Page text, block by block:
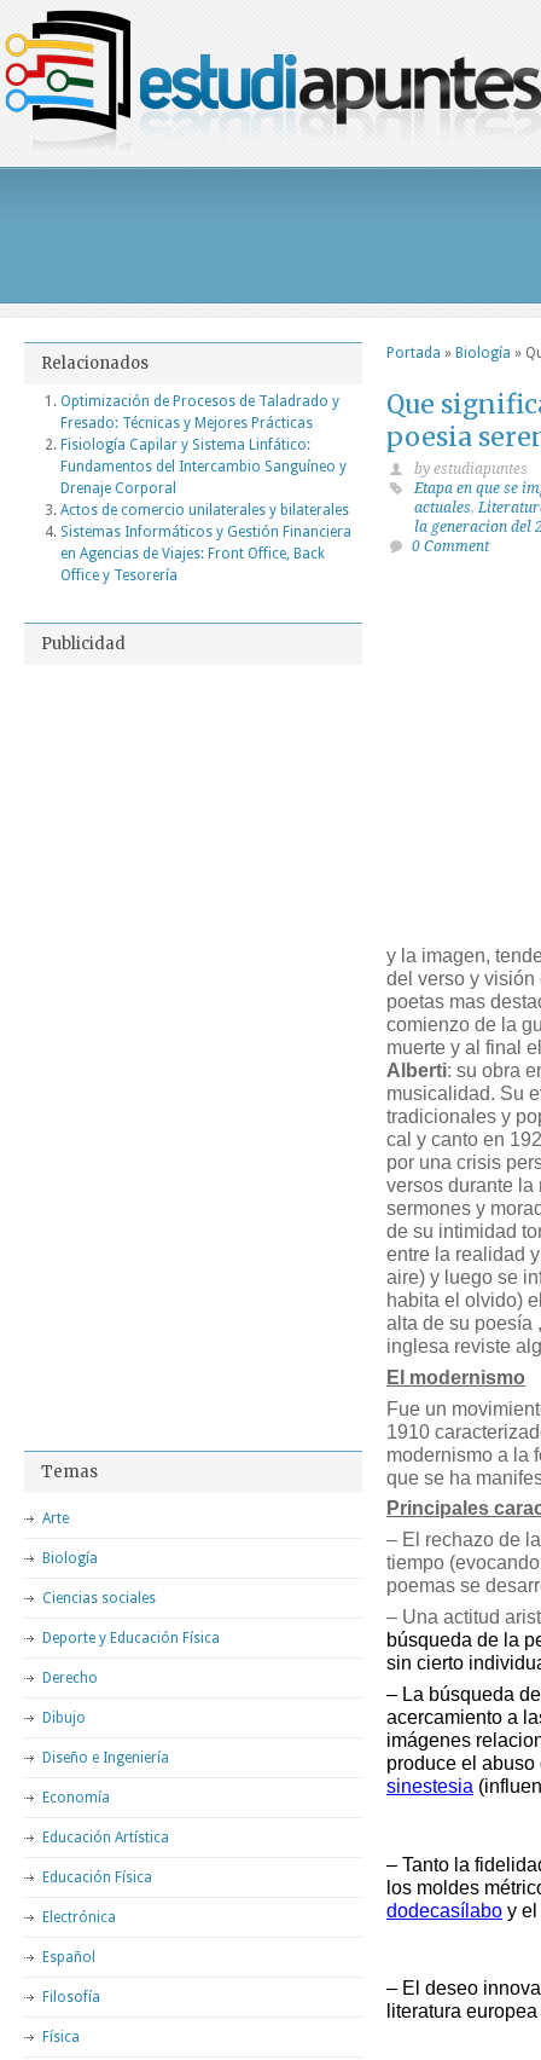
Portada » Biología »
Que
poesia
by estudiapuntes
Etapa en que se
actuales,
la generacion del
0 Comment
y la imagen,
del verso y visión
poetas mas
comienzo de la
muerte y al final
Alberti: su obra
musicalidad. Su
tradicionales y
cal y canto en
por una crisis
versos durante
sermones y
de su intimidad
entre la realidad
aire) y luego se
habita el olvido)
alta de su poesía
inglesa reviste
El modernismo
Fue un
1910
modernismo a la
que se ha
Principales
– El rechazo de
tiempo
poemas se
– Una actitud
búsqueda de la
sin cierto
– La búsqueda
acercamiento a
imágenes
produce el
sinestesia
– Tanto la
los moldes
dodecasílabo y el
– El deseo
literatura europea
Relacionados
Optimización de Procesos de Taladrado y
Fresado: Técnicas y Mejores Prácticas
Fisiología Capilar y Sistema Linfático:
Fundamentos del Intercambio Sanguíneo y
Drenaje Corporal
Actos de comercio unilaterales y bilaterales
Sistemas Informáticos y Gestión Financiera
en Agencias de Viajes: Front Office, Back
Office y Tesorería
Publicidad
Temas
Arte
Biología
Ciencias sociales
Deporte y Educación Física
Derecho
Dibujo
Diseño e Ingeniería
Economía
Educación Artística
Educación Física
Electrónica
Español
Filosofía
Física